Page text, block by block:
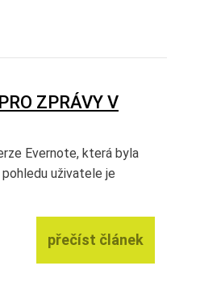
ZPRÁVY V
Evernote, která byla
uživatele je
přečíst článek